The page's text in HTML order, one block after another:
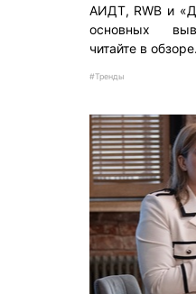
АИДТ, RWB и
основных
читайте в обзоре.
#Тренды